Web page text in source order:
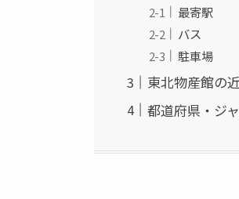
最寄駅
バス
駐車場
東北物産館の
都道府県・ジ